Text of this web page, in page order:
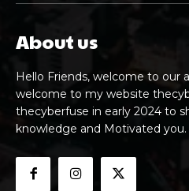
About us
Hello Friends, welcome to our
welcome to my website
thecyberfuse in early 2024 to
knowledge and Motivated you.